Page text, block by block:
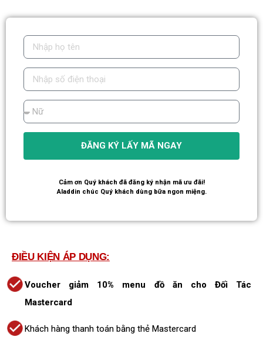
ĐĂNG KÝ LẤY MÃ NGAY
Cảm ơn Quý khách đã đăng ký nhận mã ưu đãi!
Aladdin chúc Quý khách dùng bữa ngon miệng.
ĐIỀU KIỆN ÁP DỤNG:
Voucher giảm 10% menu đồ ăn cho Đối Tác
Mastercard
Khách hàng thanh toán bằng thẻ Mastercard